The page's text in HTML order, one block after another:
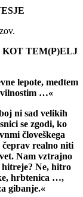
KOT TEM(P)ELJ
lepote, medtem
…«
ni sad velikih
se zgodi, ko
človeškega
čeprav realno niti
Nam vztrajno
hitreje? Ne, hitro
hrbtenica …,
gibanje.«